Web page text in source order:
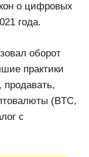
о цифровых
года.
оборот
практики
продавать,
(BTC,
с